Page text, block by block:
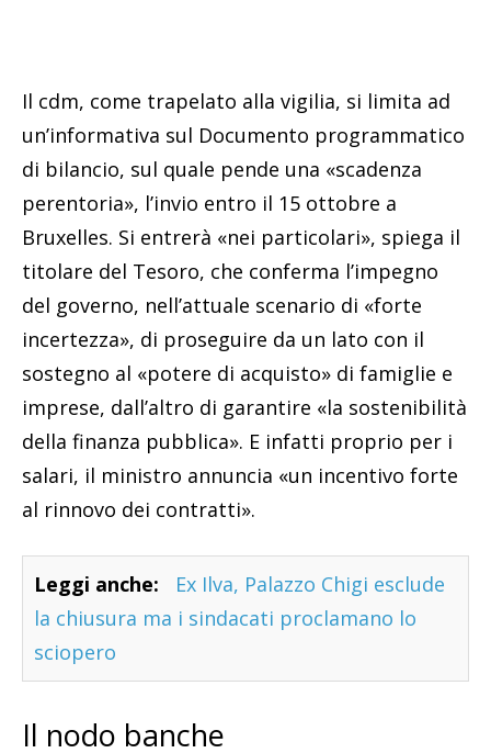
Il cdm, come trapelato alla vigilia, si limita ad
un’informativa sul Documento programmatico
di bilancio, sul quale pende una «scadenza
perentoria», l’invio entro il 15 ottobre a
Bruxelles. Si entrerà «nei particolari», spiega il
titolare del Tesoro, che conferma l’impegno
del governo, nell’attuale scenario di «forte
incertezza», di proseguire da un lato con il
sostegno al «potere di acquisto» di famiglie e
imprese, dall’altro di garantire «la sostenibilità
della finanza pubblica». E infatti proprio per i
salari, il ministro annuncia «un incentivo forte
al rinnovo dei contratti».
Leggi anche:
Ex Ilva, Palazzo Chigi esclude
la chiusura ma i sindacati proclamano lo
sciopero
Il nodo banche